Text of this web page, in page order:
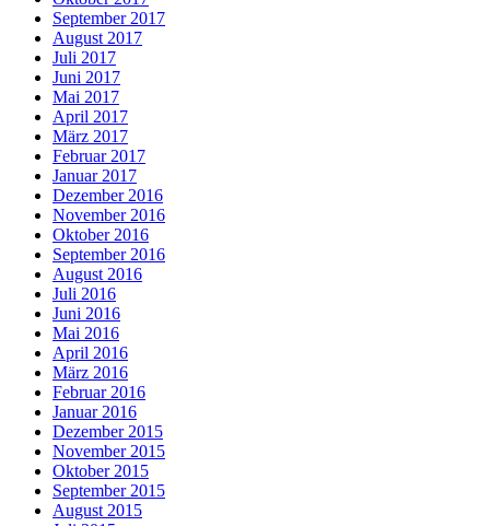
September 2017
August 2017
Juli 2017
Juni 2017
Mai 2017
April 2017
März 2017
Februar 2017
Januar 2017
Dezember 2016
November 2016
Oktober 2016
September 2016
August 2016
Juli 2016
Juni 2016
Mai 2016
April 2016
März 2016
Februar 2016
Januar 2016
Dezember 2015
November 2015
Oktober 2015
September 2015
August 2015